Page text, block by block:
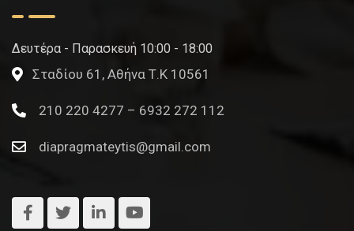
Δευτέρα - Παρασκευή 10:00 - 18:00
Σταδίου 61, Αθήνα Τ.Κ 10561
210 220 4277 – 6932 272 112
diapragmateytis@gmail.com